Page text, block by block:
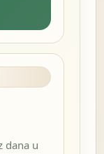
dana u